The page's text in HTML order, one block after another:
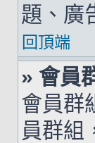
題、廣
回頂端
» 會員
會員群
員群組